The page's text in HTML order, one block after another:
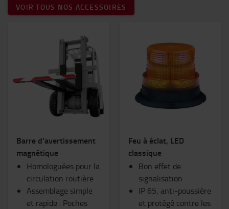
VOIR TOUS NOS ACCESSOIRES
Barre d'avertissement
magnétique
Homologuées pour la
circulation routière
Assemblage simple
et rapide : Poches
Feu à éclat, LED
classique
Bon effet de
signalisation
IP 65, anti-poussière
et protégé contre les